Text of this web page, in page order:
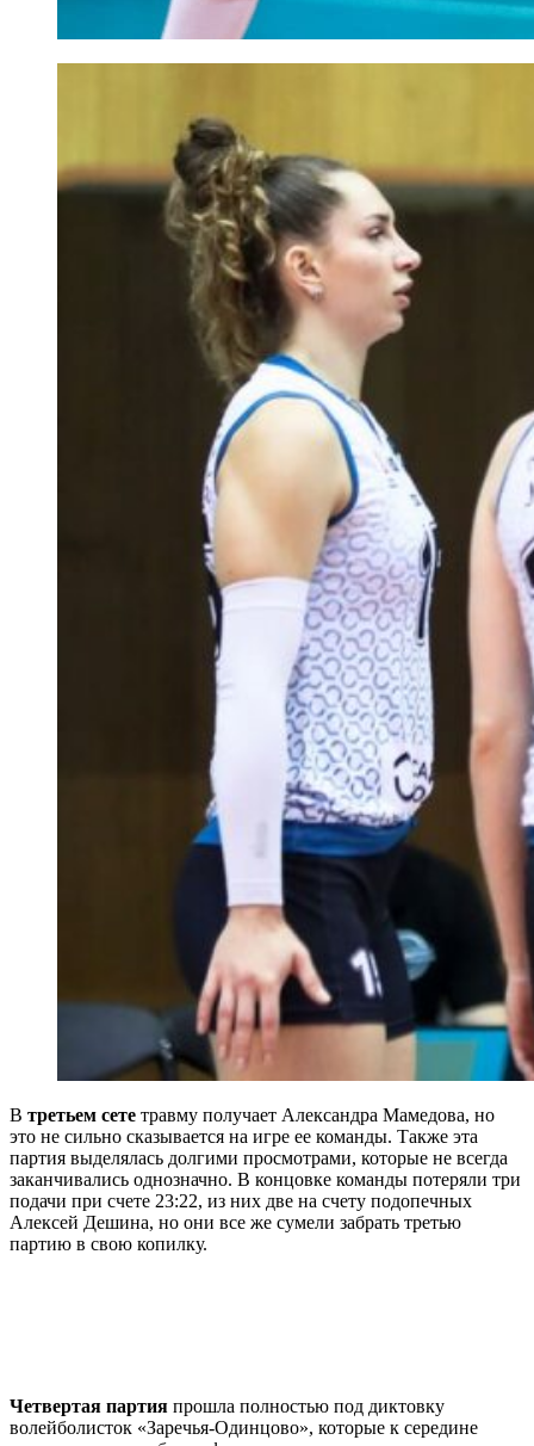
В третьем сете травму получает Александра Мамедова, но
это не сильно сказывается на игре ее команды. Также эта
партия выделялась долгими просмотрами, которые не всегда
заканчивались однозначно. В концовке команды потеряли три
подачи при счете 23:22, из них две на счету подопечных
Алексей Дешина, но они все же сумели забрать третью
партию в свою копилку.
Четвертая партия прошла полностью под диктовку
волейболисток «Заречья-Одинцово», которые к середине